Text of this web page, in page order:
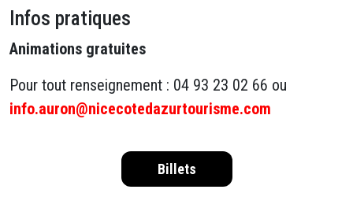
Infos pratiques
Animations gratuites
Pour tout renseignement : 04 93 23 02 66 ou
info.auron@nicecotedazurtourisme.com
Billets